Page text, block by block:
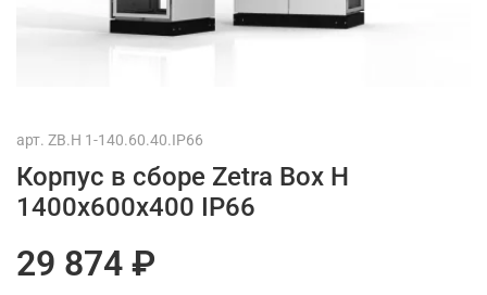
арт. ZB.H 1-140.60.40.IP66
Корпус в сборе Zetra Box H
1400х600х400 IP66
29 874 ₽